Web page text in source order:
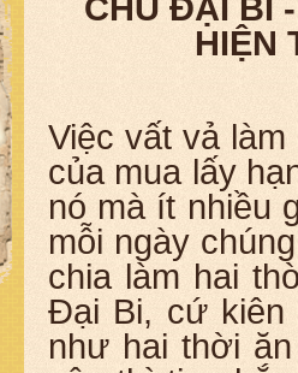
CHÚ ĐẠI BI
HIỆN
Việc vất vả
của mua lấy
nó mà ít nhiều
mỗi ngày
chia làm hai
Đại Bi, cứ kiên
như hai thời